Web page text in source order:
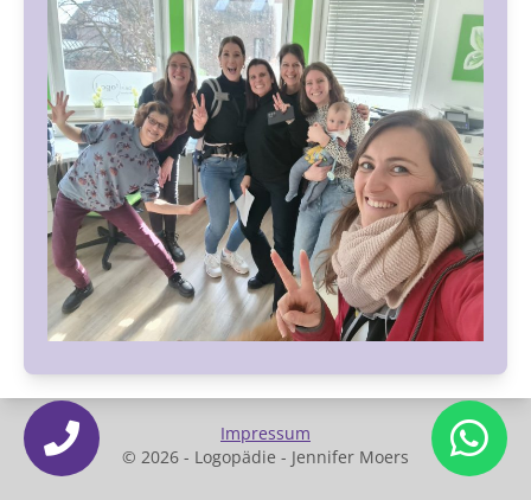
Impressum
© 2026 - Logopädie - Jennifer Moers